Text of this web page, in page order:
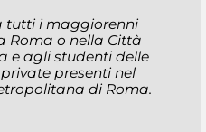
tutti i maggiorenni
Roma o nella Città
e agli studenti delle
presenti nel
di Roma.